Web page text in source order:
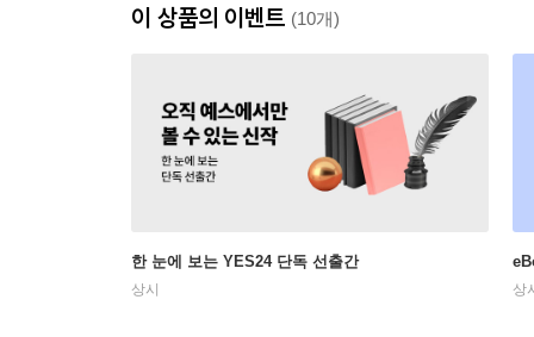
이 상품의 이벤트 (10개)
한 눈에 보는 YES24 단독 선출간
상시 상